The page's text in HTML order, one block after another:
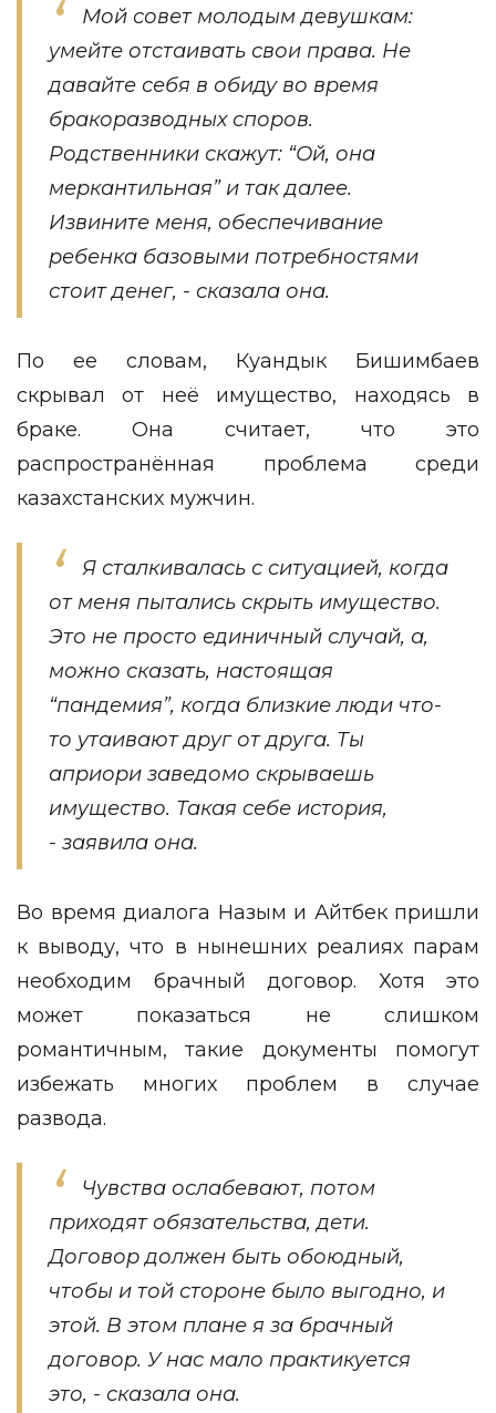
Мой совет молодым девушкам:
умейте отстаивать свои права. Не
давайте себя в обиду во время
бракоразводных споров.
Родственники скажут: “Ой, она
меркантильная” и так далее.
Извините меня, обеспечивание
ребенка базовыми потребностями
стоит денег, - сказала она.
По ее словам, Куандык Бишимбаев
скрывал от неё имущество, находясь в
браке. Она считает, что это
распространённая проблема среди
казахстанских мужчин.
Я сталкивалась с ситуацией, когда
от меня пытались скрыть имущество.
Это не просто единичный случай, а,
можно сказать, настоящая
“пандемия”, когда близкие люди что-
то утаивают друг от друга. Ты
априори заведомо скрываешь
имущество. Такая себе история,
- заявила она.
Во время диалога Назым и Айтбек пришли
к выводу, что в нынешних реалиях парам
необходим брачный договор. Хотя это
может показаться не слишком
романтичным, такие документы помогут
избежать многих проблем в случае
развода.
Чувства ослабевают, потом
приходят обязательства, дети.
Договор должен быть обоюдный,
чтобы и той стороне было выгодно, и
этой. В этом плане я за брачный
договор. У нас мало практикуется
это, - сказала она.